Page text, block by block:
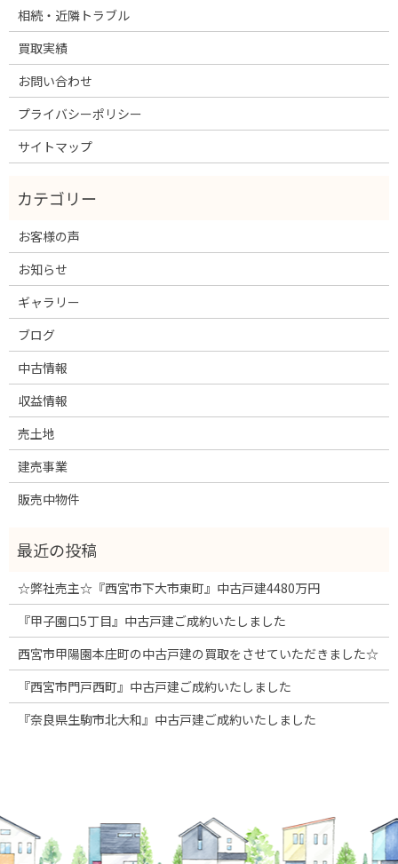
相続・近隣トラブル
買取実績
お問い合わせ
プライバシーポリシー
サイトマップ
お客様の声
お知らせ
ギャラリー
ブログ
中古情報
収益情報
売土地
建売事業
販売中物件
☆弊社売主☆『西宮市下大市東町』中古戸建4480万円
『甲子園口5丁目』中古戸建ご成約いたしました
西宮市甲陽園本庄町の中古戸建の買取をさせていただきました☆
『西宮市門戸西町』中古戸建ご成約いたしました
『奈良県生駒市北大和』中古戸建ご成約いたしました